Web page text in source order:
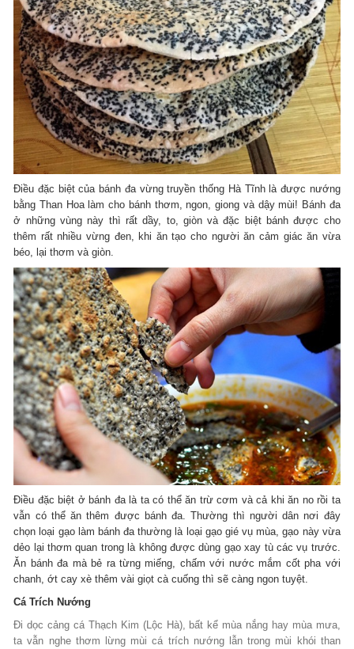
Điều đặc biệt của bánh đa vừng truyền thống Hà Tĩnh là được nướng
bằng Than Hoa làm cho bánh thơm, ngon, giong và dậy mùi! Bánh đa
ở những vùng này thì rất dầy, to, giòn và đặc biệt bánh được cho
thêm rất nhiều vừng đen, khi ăn tạo cho người ăn cảm giác ăn vừa
béo, lại thơm và giòn.
Điều đặc biệt ở bánh đa là ta có thể ăn trừ cơm và cả khi ăn no rồi ta
vẫn có thể ăn thêm được bánh đa. Thường thì người dân nơi đây
chọn loại gạo làm bánh đa thường là loại gạo gié vụ mùa, gạo này vừa
dẻo lại thơm quan trong là không được dùng gạo xay tù các vụ trước.
Ăn bánh đa mà bẻ ra từng miếng, chấm với nước mắm cốt pha với
chanh, ớt cay xè thêm vài giọt cà cuống thì sẽ càng ngon tuyệt.
Cá Trích Nướng
Đi dọc cảng cá Thạch Kim (Lộc Hà), bất kể mùa nắng hay mùa mưa,
ta vẫn nghe thơm lừng mùi cá trích nướng lẫn trong mùi khói than